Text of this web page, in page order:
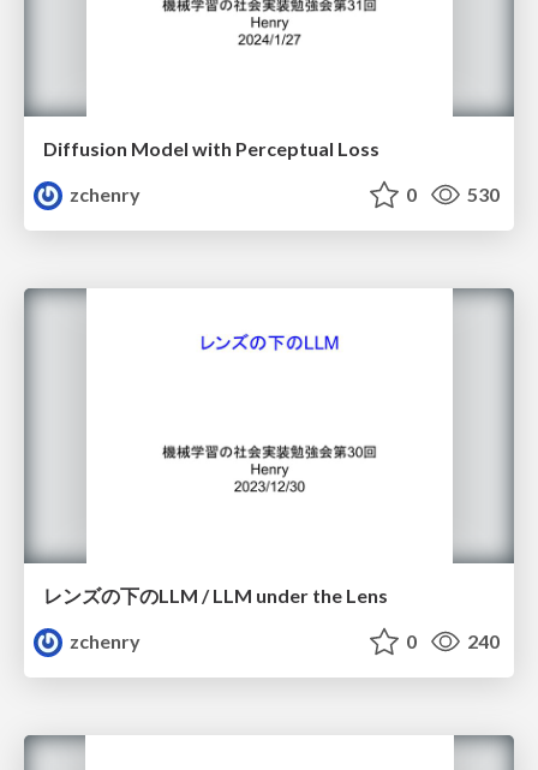
Diffusion Model with Perceptual Loss
zchenry
0 530
レンズの下のLLM / LLM under the Lens
zchenry
0 240